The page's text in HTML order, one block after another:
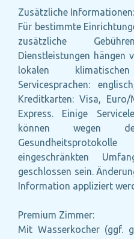
Zusätzliche Informationen:
Für bestimmte
zusätzliche
Dienstleistungen hängen
lokalen
Servicesprachen:
Kreditkarten: Visa,
Express. Einige
können wegen
eingeschränkten
geschlossen sein.
Information appliziert
Premium Zimmer:
Mit Wasserkocher (ggf.